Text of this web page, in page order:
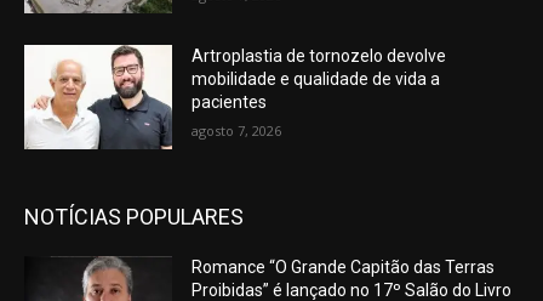
Artroplastia de tornozelo devolve
mobilidade e qualidade de vida a
pacientes
agosto 7, 2026
NOTÍCIAS POPULARES
Romance “O Grande Capitão das Terras
Proibidas” é lançado no 17º Salão do Livro